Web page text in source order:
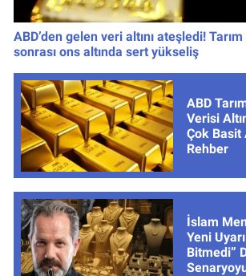
ABD’den gelen veri altını ateşledi! Tarım
sonrası ons altında sert yükseliş
ABD
Verisi
Çok Basit
Rehber
İslam
Yeni
Bitmedi”